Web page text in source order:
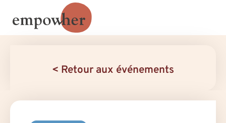
< Retour aux événements